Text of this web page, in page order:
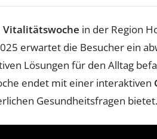
Vitalitätswoche in der Region
erwartet die Besucher ein
Lösungen für den Alltag
endet mit einer interaktiven
Gesundheitsfragen